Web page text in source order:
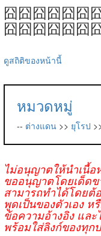
囧囧囧囧囧囧
囧囧囧囧囧囧
ดูสถิติของหน้านี้
หมวดหมู่
-- ต่างแดน >> ยุโรป
ไม่อนุญาตให้นำเนื้อ
ขออนุญาตโดยเด็ดข
สามารถทำได้โดยต้
พูดเป็นของตัวเอง
ข้อความอ้างอิง แล
พร้อมใส่ลิงก์ของทุก